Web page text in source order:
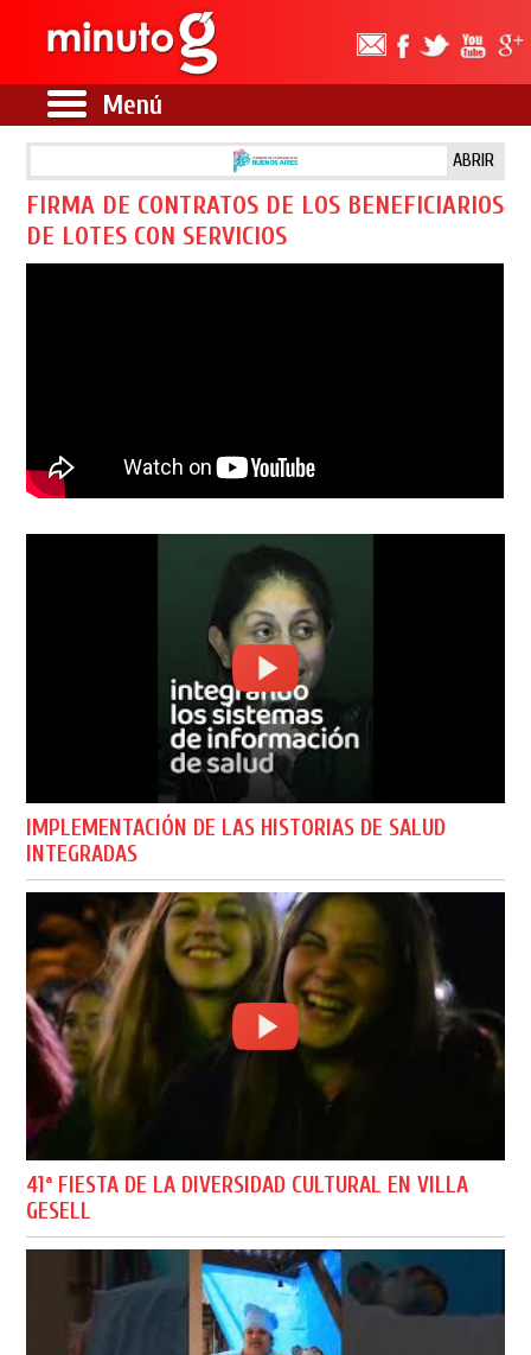
Menú
ABRIR
FIRMA DE CONTRATOS DE LOS BENEFICIARIOS
DE LOTES CON SERVICIOS
IMPLEMENTACIÓN DE LAS HISTORIAS DE SALUD
INTEGRADAS
41ª FIESTA DE LA DIVERSIDAD CULTURAL EN VILLA
GESELL